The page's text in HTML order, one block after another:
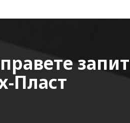
Пласт